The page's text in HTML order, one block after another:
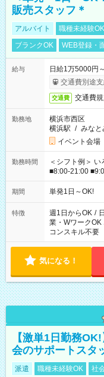
販売スタッフ＊
アルバイト 職種未経験OK
ブランクOK
WEB登録・
給与
日給1万5000円
交通費別途支
交通費 交通費
勤務地
横浜市西区
横浜駅 / みなと
イベント会場
勤務時間
＜シフト例＞
■8:00-21:00
期間 単発1日～OK!
特徴 週1日からOK /
業・WワークOK
コンスキル不要
気になる！
【激単1日勤務
会のサポートスタ
派遣 職種未経験OK 社